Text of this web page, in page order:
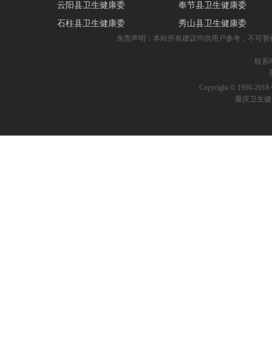
云阳县卫生健康委
奉节县卫生健康委
石柱县卫生健康委
秀山县卫生健康委
免责声明：本站所有建议均供用户参考，不可
联系
Copyright © 1996-2018
重庆卫生